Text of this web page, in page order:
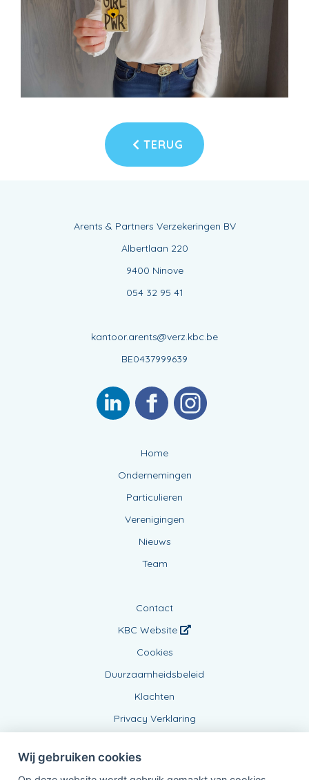
TERUG
Arents & Partners Verzekeringen BV
Albertlaan 220
9400 Ninove
054 32 95 41
kantoor.arents@verz.kbc.be
BE0437999639
Home
Ondernemingen
Particulieren
Verenigingen
Nieuws
Team
Contact
KBC Website
Cookies
Duurzaamheidsbeleid
Klachten
Privacy Verklaring
Wij gebruiken cookies